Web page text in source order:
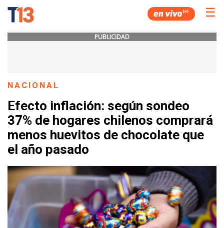
☰
PUBLICIDAD
NACIONAL
Efecto inflación: según sondeo
37% de hogares chilenos comprará
menos huevitos de chocolate que
el año pasado